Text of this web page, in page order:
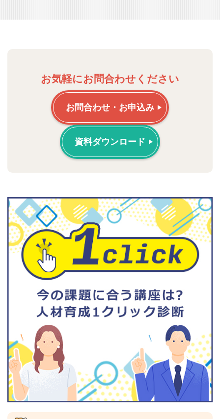
お気軽にお問合わせください
お問合わせ・お申込み
資料ダウンロード